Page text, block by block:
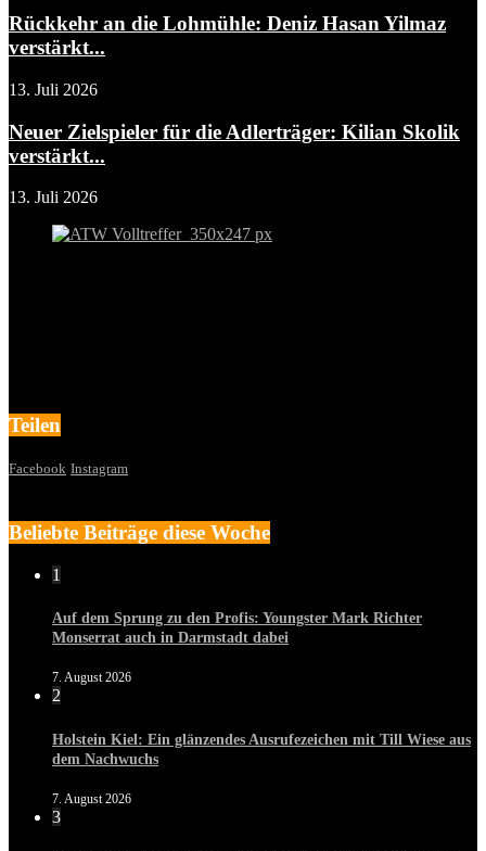
Rückkehr an die Lohmühle: Deniz Hasan Yilmaz
verstärkt...
13. Juli 2026
Neuer Zielspieler für die Adlerträger: Kilian Skolik
verstärkt...
13. Juli 2026
Teilen
Facebook Instagram
Beliebte Beiträge diese Woche
1
Auf dem Sprung zu den Profis: Youngster Mark Richter
Monserrat auch in Darmstadt dabei
7. August 2026
2
Holstein Kiel: Ein glänzendes Ausrufezeichen mit Till Wiese aus
dem Nachwuchs
7. August 2026
3